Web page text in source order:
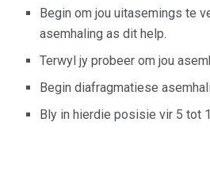
Begin om jou uitasemings te
asemhaling as dit help.
Terwyl jy probeer om jou
Begin diafragmatiese
Bly in hierdie posisie vir 5 tot